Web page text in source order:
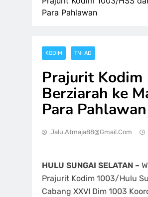
Para Pahlawan
KODIM TNI AD
Prajurit Kodim
Berziarah ke
Para Pahlawan
Jalu.atmaja88@gmail.com
HULU SUNGAI SELATAN –
Prajurit Kodim 1003/Hulu
Cabang XXVI Dim 1003